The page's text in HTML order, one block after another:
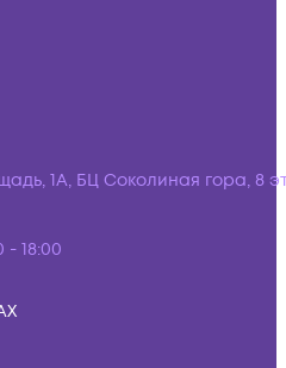
1А, БЦ Соколиная гора, 8
- 18:00